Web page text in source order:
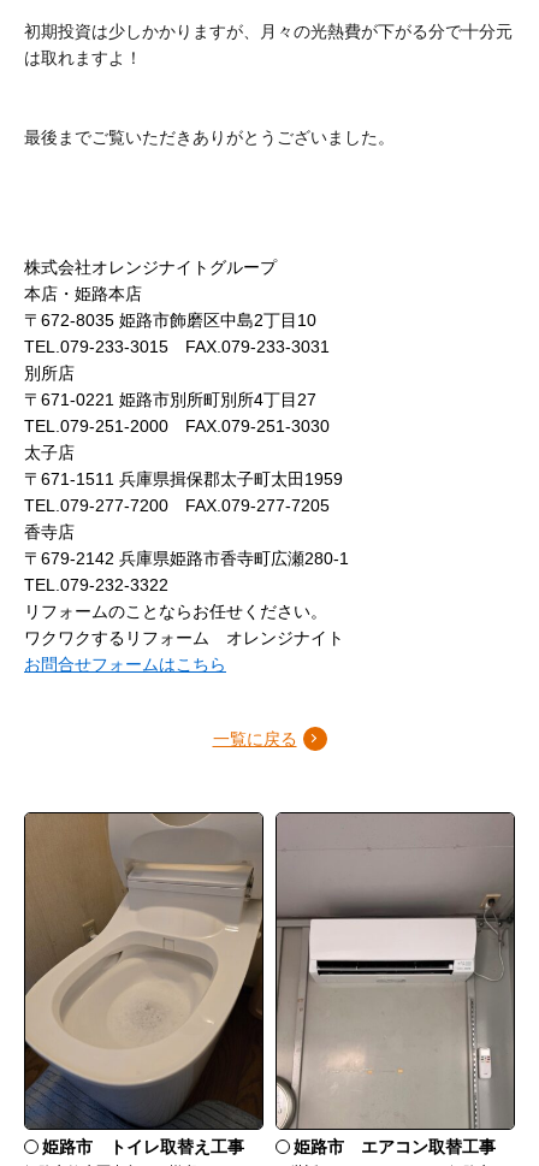
初期投資は少しかかりますが、月々の光熱費が下がる分で十分元
は取れますよ！
最後までご覧いただきありがとうございました。
株式会社オレンジナイトグループ
本店・姫路本店
〒672-8035 姫路市飾磨区中島2丁目10
TEL.079-233-3015 FAX.079-233-3031
別所店
〒671-0221 姫路市別所町別所4丁目27
TEL.079-251-2000 FAX.079-251-3030
太子店
〒671-1511 兵庫県揖保郡太子町太田1959
TEL.079-277-7200 FAX.079-277-7205
香寺店
〒679-2142 兵庫県姫路市香寺町広瀬280-1
TEL.079-232-3322
リフォームのことならお任せください。
ワクワクするリフォーム オレンジナイト
お問合せフォームはこちら
一覧に戻る
姫路市 トイレ取替え工事 姫路市 エアコン取替工事